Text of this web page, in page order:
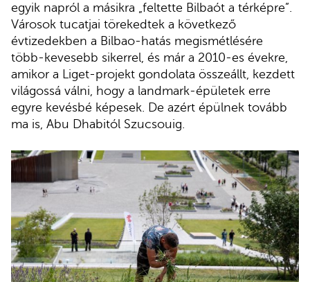
egyik napról a másikra „feltette Bilbaót a térképre”.
Városok tucatjai törekedtek a következő
évtizedekben a Bilbao-hatás megismétlésére
több-kevesebb sikerrel, és már a 2010-es évekre,
amikor a Liget-projekt gondolata összeállt, kezdett
világossá válni, hogy a landmark-épületek erre
egyre kevésbé képesek. De azért épülnek tovább
ma is, Abu Dhabitól Szucsouig.